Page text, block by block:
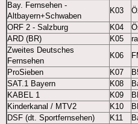
Bay. Fernsehen -
Altbayern+Schwaben
K03
ORF 2 - Salzburg
K04
ARD (BR)
K05
Zweites Deutsches
Fernsehen
K06
ProSieben
K07
SAT.1 Bayern
K08
KABEL 1
K09
Kinderkanal / MTV2
K10
DSF (dt. Sportfernsehen)
K11